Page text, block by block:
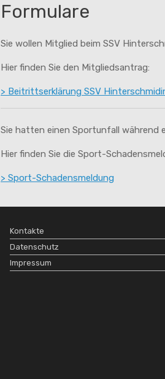
Formulare
Sie wollen Mitglied beim SSV
Hier finden Sie den Mitgliedsantrag:
> Beitrittserklärung SSV
Sie hatten einen Sportunfall während
Hier finden Sie die Sport-
> Sport-Schadensmeldung
Kontakte
Datenschutz
Impressum